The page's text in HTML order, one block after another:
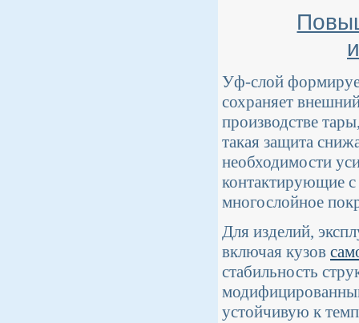
Уф-слой
сохраняет
производстве
такая защита
необходимости
контактирующие
многослойное
Для изделий,
включая кузов
стабильность
устойчивую к